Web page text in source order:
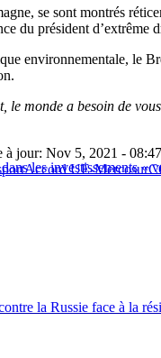
se sont montrés
du président
environnementale, le
le monde a besoin de
les investissements «
à jour: Nov 5, 2021 - 08:47
Accord UE-Mercosur
la Russie face à la